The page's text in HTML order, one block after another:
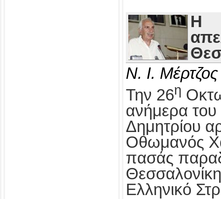
Η
Ν. Ι. Μέρτζος
Την 26η
ανήμερα του
Δημητρίου
Οθωμανός
πασάς
Ελληνικό